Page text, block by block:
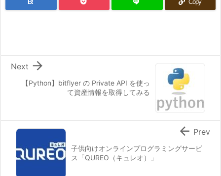
B! Copy
【Python】bitflyer の Private API を使っ
て資産情報を取得してみる

Next
子供向けオンラインプログラミングサービ
ス「QUREO（キュレオ）」
 Prev